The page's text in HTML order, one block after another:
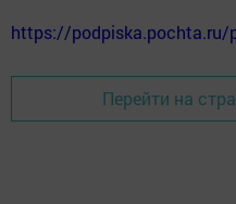
https://podpiska.pochta.ru/
Перейти на